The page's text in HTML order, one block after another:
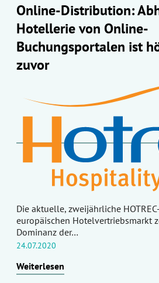
Online-Distribution:
Hotellerie von Online-
Buchungsportalen ist
zuvor
Die aktuelle, zweijährliche
europäischen Hotelvertriebsmarkt
Dominanz der…
24.07.2020
Weiterlesen